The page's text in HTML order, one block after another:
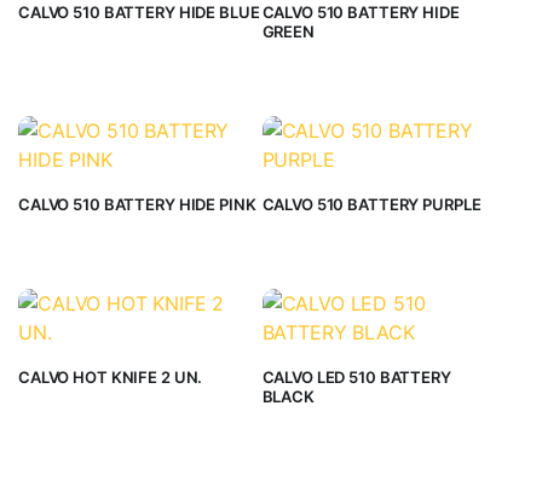
CALVO 510 BATTERY HIDE BLUECALVO 510 BATTERY HIDE
GREEN
CALVO 510 BATTERY HIDE PINK CALVO 510 BATTERY PURPLE
CALVO HOT KNIFE 2 UN.
CALVO LED 510 BATTERY
BLACK